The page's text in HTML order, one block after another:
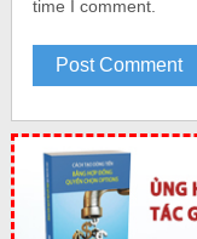
time I comment.